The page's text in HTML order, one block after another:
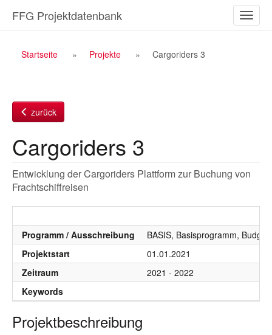
Inhalt
ein-/
FFG Projektdatenbank
Breadcrumb
Startseite Projekte Cargoriders 3
zurück
Cargoriders 3
Entwicklung der Cargoriders Plattform zur Buchung von
Frachtschiffreisen
Programm / Ausschreibung
BASIS, Basisprogramm,
Projektstart
01.01.2021
Zeitraum
2021 - 2022
Keywords
Projektbeschreibung